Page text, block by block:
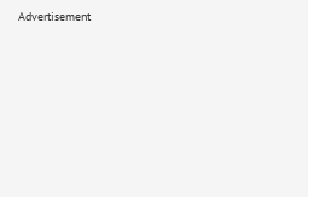
Advertisement